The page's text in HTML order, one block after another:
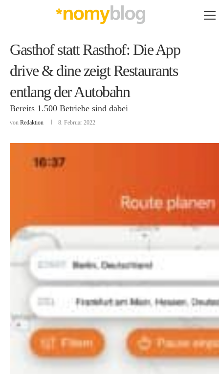
Gasthof statt Rasthof: Die App
drive & dine zeigt Restaurants
entlang der Autobahn
Bereits 1.500 Betriebe sind dabei
von Redaktion 8. Februar 2022